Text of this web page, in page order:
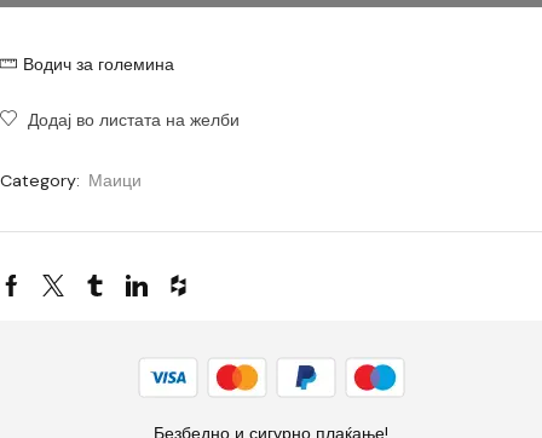
Водич за големина
Додај во листата на желби
Category: Маици
Безбедно и сигурно плаќање!